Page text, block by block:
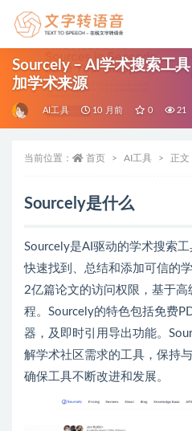
Sourcely – AI学术搜索工
加学术来源
AI工具 10 月前 0 21
当前位置： 首页 AI工具 正文
Sourcely是什么
Sourcely是AI驱动的学术搜索
快速找到、总结和添加可信的
2亿篇论文的访问权限，基于
程。Sourcely的特色包括免费
器，及即时引用导出功能。
解学术社区需求的工具，保持
确保工具不断改进和发展。